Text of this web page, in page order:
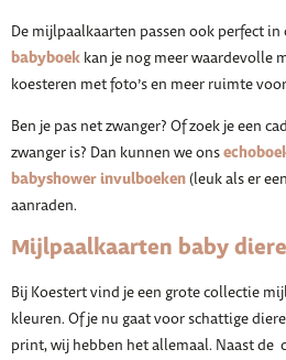
De mijlpaalkaarten passen ook perfect in
babyboek kan je nog meer waardevolle
koesteren met foto’s en meer ruimte
Ben je pas net zwanger? Of zoek je een
zwanger is? Dan kunnen we ons
babyshower invulboeken (leuk als er
aanraden.
Mijlpaalkaarten baby
Bij Koestert vind je een grote collectie
kleuren. Of je nu gaat voor schattige
print, wij hebben het allemaal. Naast de